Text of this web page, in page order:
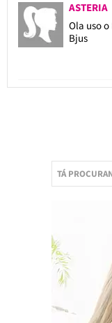
ASTERIA
Ola uso o
Bjus